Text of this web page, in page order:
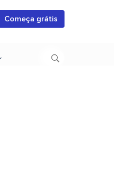
Começa grátis